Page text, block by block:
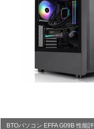
BTOパソコン EFFA G09B 性能